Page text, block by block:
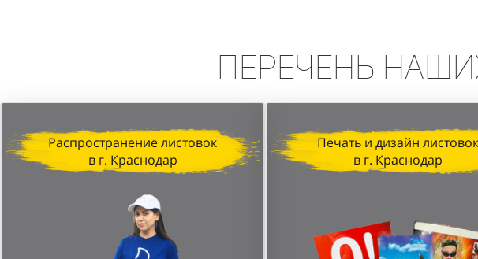
Перечень
Распространение листовок
в г. Краснодар
Печать и дизайн листовок
в г. Краснодар